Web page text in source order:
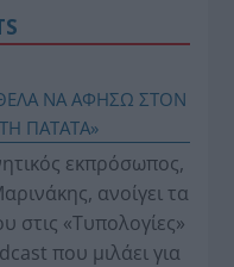
ΝΑ ΑΦΗΣΩ ΣΤΟΝ
ΠΑΤΑΤΑ»
εκπρόσωπος,
ανοίγει τα
στις «Τυπολογίες»
που μιλάει για